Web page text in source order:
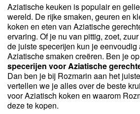
Aziatische keuken is populair en
wereld. De rijke smaken, geuren en
koken en eten van Aziatische
ervaring. Of je nu van pittig, zoet,
de juiste specerijen kun je eenvoudig
Aziatische smaken creëren. Ben je
specerijen voor Aziatische
Dan ben je bij Rozmarin aan het
vertellen we je alles over de beste
voor Aziatisch koken en waarom
deze te kopen.